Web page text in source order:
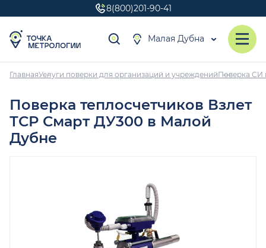
8(800)201-90-41
Малая Дубна
ГлавнаяУслуги поверки для организаций и учрежденийПоверка СИ
Поверка теплосчетчиков Взлет
ТСР Смарт ДУ300 в Малой
Дубне